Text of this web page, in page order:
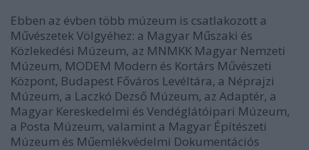
Ebben az évben több múzeum is csatlakozott a
Művészetek Völgyéhez: a Magyar Műszaki és
Közlekedési Múzeum, az MNMKK Magyar Nemzeti
Múzeum, MODEM Modern és Kortárs Művészeti
Központ, Budapest Főváros Levéltára, a Néprajzi
Múzeum, a Laczkó Dezső Múzeum, az Adaptér, a
Magyar Kereskedelmi és Vendéglátóipari Múzeum,
a Posta Múzeum, valamint a Magyar Építészeti
Múzeum és Műemlékvédelmi Dokumentációs